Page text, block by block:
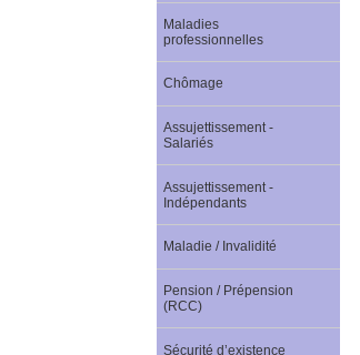
Maladies
professionnelles
Chômage
Assujettissement -
Salariés
Assujettissement -
Indépendants
Maladie / Invalidité
Pension / Prépension
(RCC)
Sécurité d’existence